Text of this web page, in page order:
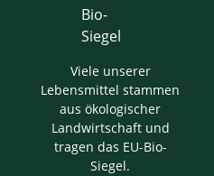
Viele unserer
Lebensmittel stammen
aus ökologischer
Landwirtschaft und
tragen das EU-Bio-
Siegel.